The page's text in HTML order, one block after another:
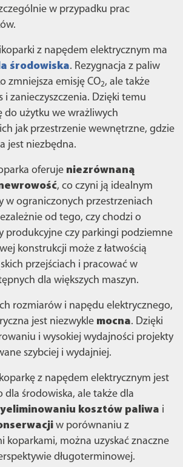
w przypadku prac
z napędem elektrycznym ma
środowiska. Rezygnacja z paliw
zmniejsza emisję CO2, ale także
i zanieczyszczenia. Dzięki temu
do użytku we wrażliwych
jak przestrzenie wewnętrzne, gdzie
jest niezbędna.
oferuje niezrównaną
, co czyni ją idealnym
w ograniczonych przestrzeniach
od tego, czy chodzi o
produkcyjne czy parkingi podziemne
konstrukcji może z łatwością
przejściach i pracować w
dla większych maszyn.
rozmiarów i napędu elektrycznego,
jest niezwykle mocna. Dzięki
i wysokiej wydajności projekty
szybciej i wydajniej.
z napędem elektrycznym jest
dla środowiska, ale także dla
kosztów paliwa i
w porównaniu z
koparkami, można uzyskać znaczne
długoterminowej.